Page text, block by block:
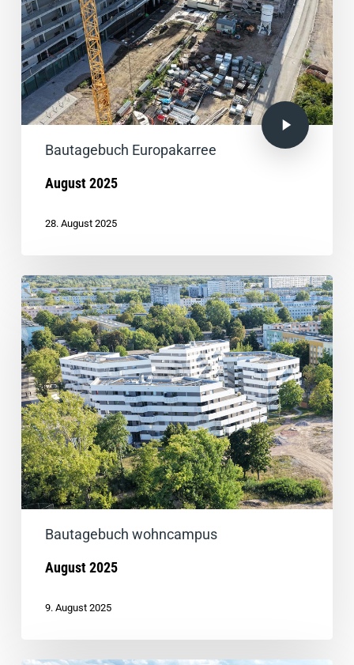
Bautagebuch Europakarree
August 2025
28. August 2025
Bautagebuch wohncampus
August 2025
9. August 2025